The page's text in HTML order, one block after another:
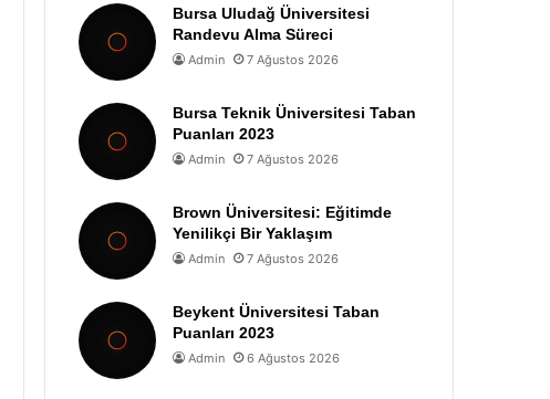
Bursa Uludağ Üniversitesi
Randevu Alma Süreci
Admin 7 Ağustos 2026
Bursa Teknik Üniversitesi Taban
Puanları 2023
Admin 7 Ağustos 2026
Brown Üniversitesi: Eğitimde
Yenilikçi Bir Yaklaşım
Admin 7 Ağustos 2026
Beykent Üniversitesi Taban
Puanları 2023
Admin 6 Ağustos 2026